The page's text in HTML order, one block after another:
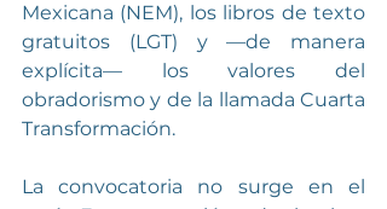
Mexicana (NEM), los libros de texto
gratuitos (LGT) y —de manera
explícita— los valores del
obradorismo y de la llamada Cuarta
Transformación.
La convocatoria no surge en el